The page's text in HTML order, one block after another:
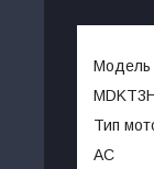
Модель
Тип
AC